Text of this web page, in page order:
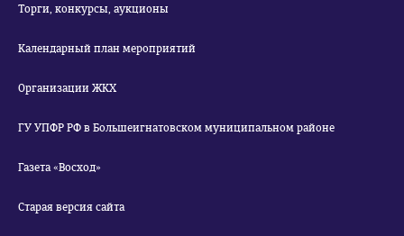
Торги, конкурсы, аукционы
Календарный план мероприятий
Организации ЖКХ
ГУ УПФР РФ в Большеигнатовском муниципальном районе
Газета «Восход»
Старая версия сайта